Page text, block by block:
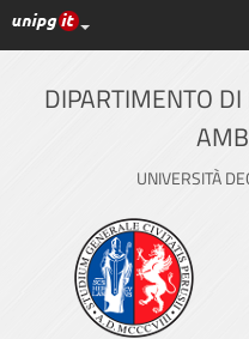
Vai
al
contenuto
principale
Link ai principali
DIPARTIMENTO
UNIVERSITÀ